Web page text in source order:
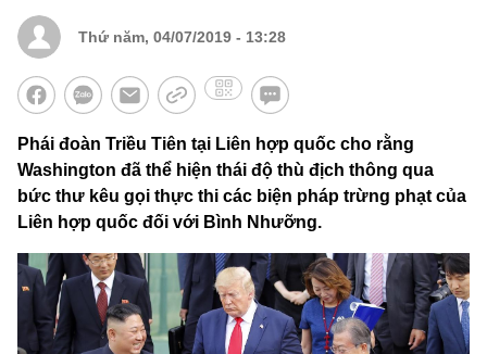
Thứ năm, 04/07/2019 - 13:28
Phái đoàn Triều Tiên tại Liên hợp quốc cho rằng
Washington đã thể hiện thái độ thù địch thông qua
bức thư kêu gọi thực thi các biện pháp trừng phạt của
Liên hợp quốc đối với Bình Nhưỡng.